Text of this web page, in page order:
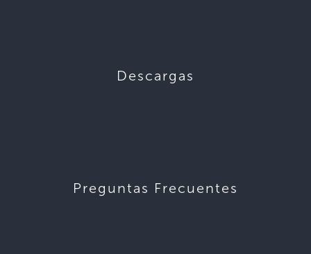
Descargas
Preguntas Frecuentes